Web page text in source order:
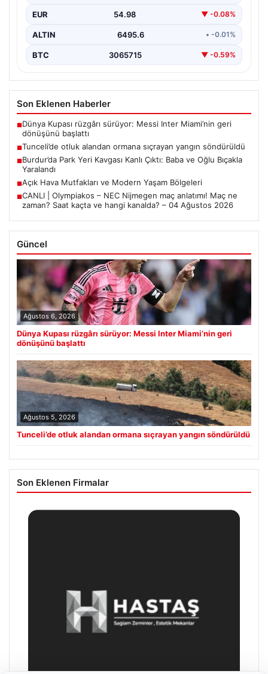
EUR 54.98 ▼ -0.08%
ALTIN 6495.6 • -0.01%
BTC 3065715 ▼ -0.59%
Son Eklenen Haberler
■Dünya Kupası rüzgârı sürüyor: Messi Inter Miami’nin geri
dönüşünü başlattı
■Tunceli’de otluk alandan ormana sıçrayan yangın söndürüldü
■Burdur’da Park Yeri Kavgası Kanlı Çıktı: Baba ve Oğlu Bıçakla
Yaralandı
■Açık Hava Mutfakları ve Modern Yaşam Bölgeleri
■CANLI | Olympiakos – NEC Nijmegen maç anlatımı! Maç ne
zaman? Saat kaçta ve hangi kanalda? – 04 Ağustos 2026
Güncel
Ağustos 6, 2026
Dünya Kupası rüzgârı sürüyor: Messi Inter Miami’nin geri
dönüşünü başlattı
Ağustos 5, 2026
Tunceli’de otluk alandan ormana sıçrayan yangın söndürüldü
Son Eklenen Firmalar